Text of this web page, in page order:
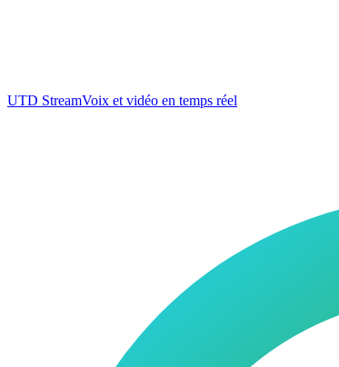
UTD StreamVoix et vidéo en temps réel